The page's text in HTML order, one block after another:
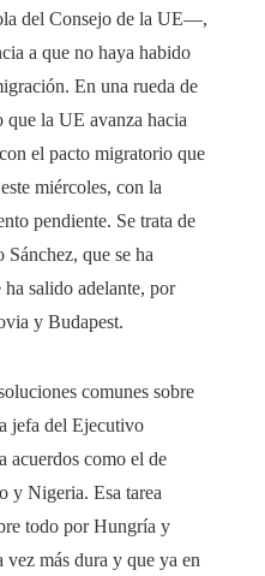
del Consejo de la UE―,
a que no haya habido
En una rueda de
que la UE avanza hacia
el pacto migratorio que
miércoles, con la
pendiente. Se trata de
Sánchez, que se ha
salido adelante, por
y Budapest.
comunes sobre
jefa del Ejecutivo
acuerdos como el de
y Nigeria. Esa tarea
todo por Hungría y
más dura y que ya en